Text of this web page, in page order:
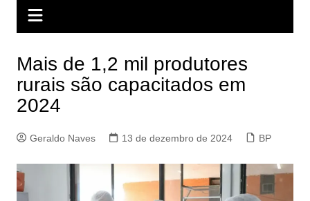
Mais de 1,2 mil produtores
rurais são capacitados em
2024
Geraldo Naves 13 de dezembro de 2024 BP